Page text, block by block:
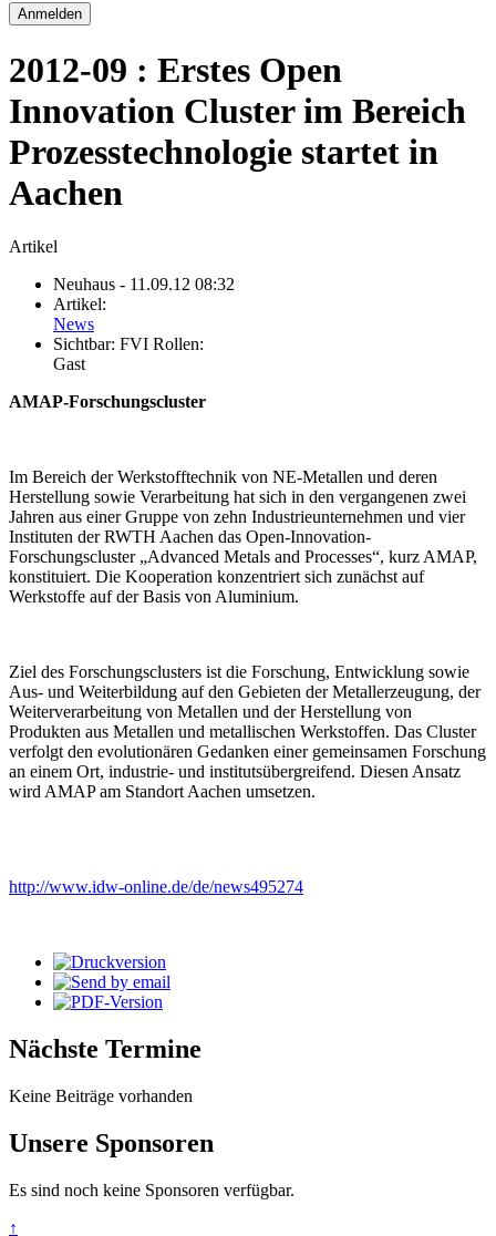
2012-09 : Erstes Open
Innovation Cluster im Bereich
Prozesstechnologie startet in
Aachen
Artikel
Neuhaus - 11.09.12 08:32
Artikel:
News
Sichtbar: FVI Rollen:
Gast
AMAP-Forschungscluster
Im Bereich der Werkstofftechnik von NE-Metallen und deren
Herstellung sowie Verarbeitung hat sich in den vergangenen zwei
Jahren aus einer Gruppe von zehn Industrieunternehmen und vier
Instituten der RWTH Aachen das Open-Innovation-
Forschungscluster „Advanced Metals and Processes“, kurz AMAP,
konstituiert. Die Kooperation konzentriert sich zunächst auf
Werkstoffe auf der Basis von Aluminium.
Ziel des Forschungsclusters ist die Forschung, Entwicklung sowie
Aus- und Weiterbildung auf den Gebieten der Metallerzeugung, der
Weiterverarbeitung von Metallen und der Herstellung von
Produkten aus Metallen und metallischen Werkstoffen. Das Cluster
verfolgt den evolutionären Gedanken einer gemeinsamen Forschung
an einem Ort, industrie- und institutsübergreifend. Diesen Ansatz
wird AMAP am Standort Aachen umsetzen.
http://www.idw-online.de/de/news495274
Nächste Termine
Keine Beiträge vorhanden
Unsere Sponsoren
Es sind noch keine Sponsoren verfügbar.
↑